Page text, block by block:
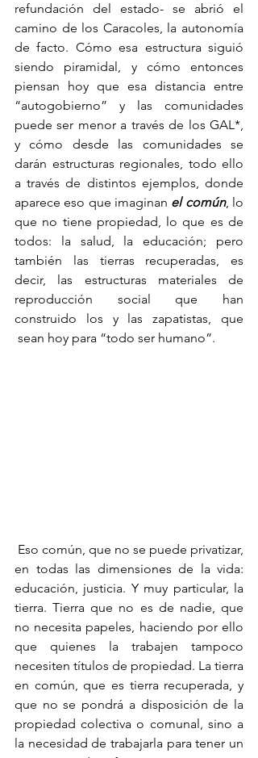
refundación del estado- se abrió el
camino de los Caracoles, la autonomía
de facto. Cómo esa estructura siguió
siendo piramidal, y cómo entonces
piensan hoy que esa distancia entre
“autogobierno” y las comunidades
puede ser menor a través de los GAL*,
y cómo desde las comunidades se
darán estructuras regionales, todo ello
a través de distintos ejemplos, donde
aparece eso que imaginan el común, lo
que no tiene propiedad, lo que es de
todos: la salud, la educación; pero
también las tierras recuperadas, es
decir, las estructuras materiales de
reproducción social que han
construido los y las zapatistas, que
sean hoy para “todo ser humano”.
Eso común, que no se puede privatizar,
en todas las dimensiones de la vida:
educación, justicia. Y muy particular, la
tierra. Tierra que no es de nadie, que
no necesita papeles, haciendo por ello
que quienes la trabajen tampoco
necesiten títulos de propiedad. La tierra
en común, que es tierra recuperada, y
que no se pondrá a disposición de la
propiedad colectiva o comunal, sino a
la necesidad de trabajarla para tener un